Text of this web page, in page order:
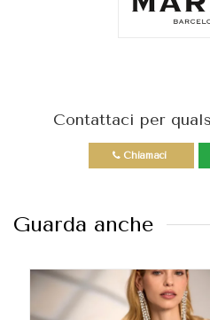
Contattaci per
Chiamaci
Guarda anche